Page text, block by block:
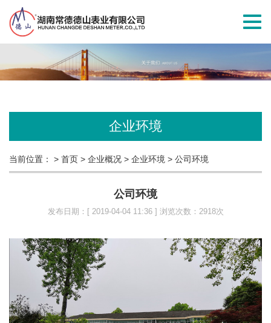
切
企业环境
当前位置： > 首页 > 企业概况 > 企业环境 > 公司环境
公司环境
发布日期：[ 2019-04-04 11:36 ] 浏览次数：2918次